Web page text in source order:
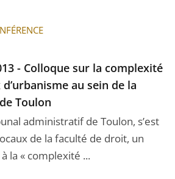
- Colloque sur la complexité
au sein de la
Toulon
administratif de Toulon, s’est
de la faculté de droit, un
la « complexité ...